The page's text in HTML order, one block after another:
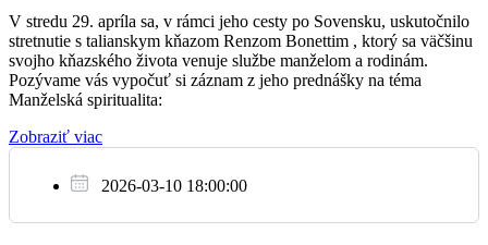
Pi
7.6.
06:30
NAJSVÄTEJŠIEHO SRDCA JEŽIŠOVHO, slávnosť
17:30
na Králikoch. Prihlásiť môžete deti od 7. – 15. rokov.
Prihlášky sú v sakristii kostola.
Bratia Benediktíni pozývajú v sobotu do svojho kláštora v
Sampore na prezentáciu série filmov o ľuďoch, ktorí žijú na
Ukrajine v miestach, ktoré zničila vojna. Nasledovať bude
diskusia s režisérkou a potom adorácia. Podrobnosti sú na
plagáte na nástenke.
V stredu 29. apríla sa, v rámci jeho cesty po Sovensku, uskutočnilo
stretnutie s talianskym kňazom Renzom Bonettim , ktorý sa väčšinu
svojho kňazského života venuje službe manželom a rodinám.
Pozývame vás vypočuť si záznam z jeho prednášky na téma
Manželská spiritualita:
Zobraziť viac
2026-03-10 18:00:00